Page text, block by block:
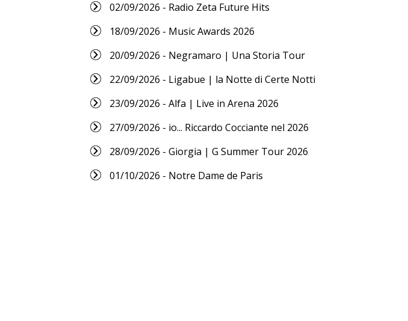
02/09/2026 - Radio Zeta Future Hits
18/09/2026 - Music Awards 2026
20/09/2026 - Negramaro | Una Storia Tour
22/09/2026 - Ligabue | la Notte di Certe Notti
23/09/2026 - Alfa | Live in Arena 2026
27/09/2026 - io... Riccardo Cocciante nel 2026
28/09/2026 - Giorgia | G Summer Tour 2026
01/10/2026 - Notre Dame de Paris